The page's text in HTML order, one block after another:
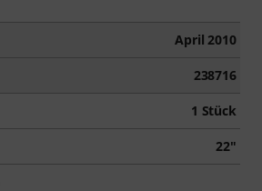
April 2010
238716
1 Stück
22"